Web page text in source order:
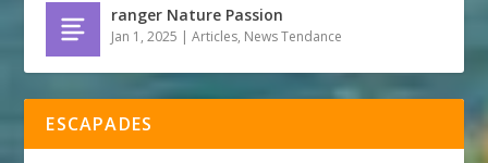
ranger Nature Passion
Jan 1, 2025 |Articles, News Tendance
ESCAPADES